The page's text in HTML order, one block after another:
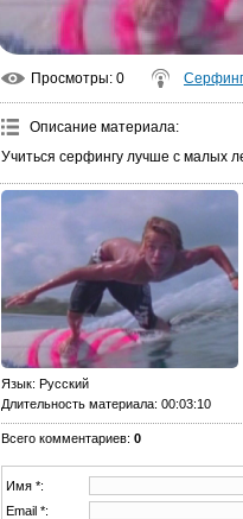
Просмотры: 0 Серфинг
Описание материала:
Учиться серфингу лучше с малых
Язык: Русский
Длительность материала: 00:03:10
Всего комментариев: 0
Имя *:
Email *: